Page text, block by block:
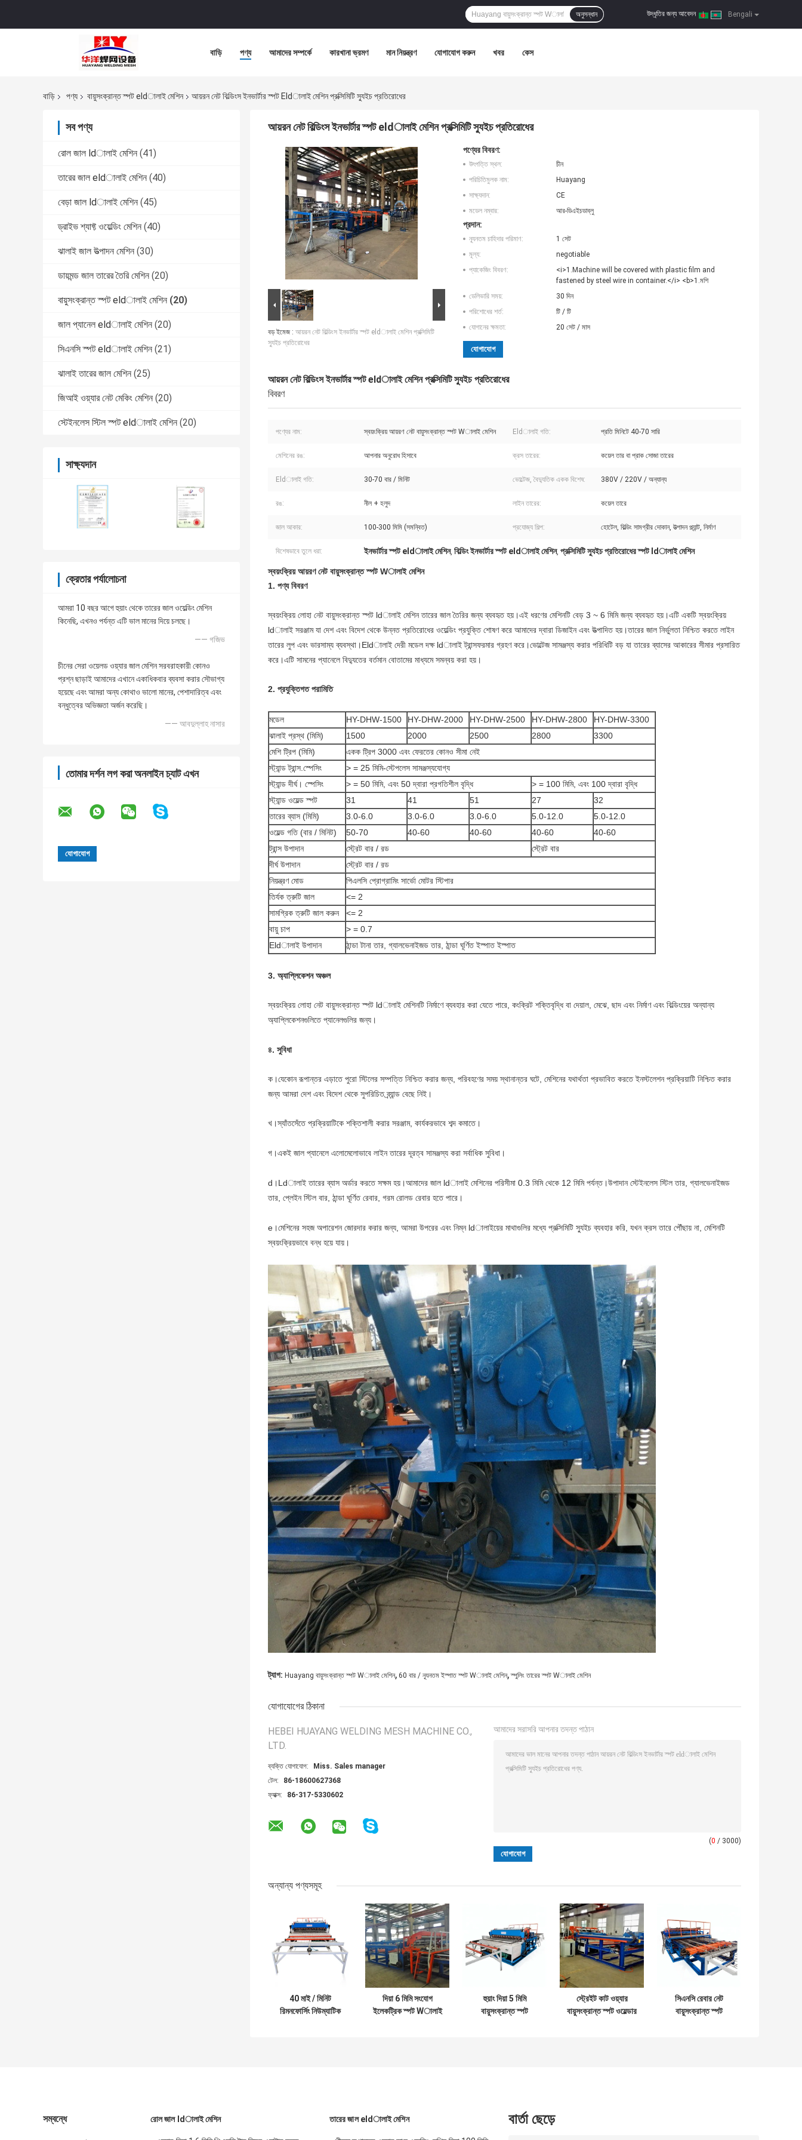
Bengali
উদ্ধৃতির জন্য আবেদন |
অনুসন্ধান
বাড়ি পণ্য আমাদের সম্পর্কে কারখানা ভ্রমণ মান নিয়ন্ত্রণ যোগাযোগ করুন খবর কেস
বাড়ি পণ্য বায়ুসংক্রান্ত স্পট eldালাই মেশিন আয়রন নেট বিল্ডিংস ইনভার্টার স্পট Eldালাই মেশিন প্রক্সিমিটি স্যুইচ প্রতিরোধের
সব পণ্য
রোল জাল ldালাই মেশিন (41)
তারের জাল eldালাই মেশিন (40)
বেড়া জাল ldালাই মেশিন (45)
ড্রাইভ শ্যাফ্ট ওয়েল্ডিং মেশিন (40)
ঝালাই জাল উত্পাদন মেশিন (30)
ডায়মন্ড জাল তারের তৈরি মেশিন (20)
বায়ুসংক্রান্ত স্পট eldালাই মেশিন (20)
জাল প্যানেল eldালাই মেশিন (20)
সিএনসি স্পট eldালাই মেশিন (21)
ঝালাই তারের জাল মেশিন (25)
জিআই ওয়্যার নেট মেকিং মেশিন (20)
স্টেইনলেস স্টিল স্পট eldালাই মেশিন (20)
সাক্ষ্যদান
ক্রেতার পর্যালোচনা
আমরা 10 বছর আগে হুয়াং থেকে তারের জাল ওয়েল্ডিং মেশিন
কিনেছি, এখনও পর্যন্ত এটি ভাল মানের দিয়ে চলছে।
—— গজিভ
চীনের সেরা ওয়েলড ওয়্যার জাল মেশিন সরবরাহকারী কোনও
প্রশ্ন ছাড়াই আমাদের এখানে একাধিকবার ব্যবসা করার সৌভাগ্য
হয়েছে এবং আমরা অন্য কোথাও ভালো মানের, পেশাদারিত্ব এবং
বন্ধুত্বের অভিজ্ঞতা অর্জন করেছি।
—— আবদুল্লাহ নাসার
তোমার দর্শন লগ করা অনলাইন চ্যাট এখন
আয়রন নেট বিল্ডিংস ইনভার্টার স্পট eldালাই মেশিন প্রক্সিমিটি স্যুইচ প্রতিরোধের
বড় ইমেজ : আয়রন নেট বিল্ডিংস ইনভার্টার স্পট eldালাই মেশিন প্রক্সিমিটি
স্যুইচ প্রতিরোধের
পণ্যের বিবরণ:
উৎপত্তি স্থল:
চীন
পরিচিতিমুলক নাম:
Huayang
সাক্ষ্যদান:
CE
মডেল নম্বার:
আর-ডিএইচডাব্লু
প্রদান:
ন্যূনতম চাহিদার পরিমাণ:
1 সেট
মূল্য:
negotiable
প্যাকেজিং বিবরণ:
<i>1.Machine will be covered with plastic film and
fastened by steel wire in container.</i> <b>1.মশি
ডেলিভারি সময়:
30 দিন
পরিশোধের শর্ত:
টি / টি
যোগানের ক্ষমতা:
20 সেট / মাস
যোগাযোগ
আয়রন নেট বিল্ডিংস ইনভার্টার স্পট eldালাই মেশিন প্রক্সিমিটি স্যুইচ প্রতিরোধের
বিবরণ
পণ্যের নাম: স্বয়ংক্রিয় আয়রণ নেট বায়ুসংক্রান্ত স্পট Wালাই মেশিন Eldালাই গতি: প্রতি মিনিটে 40-70 সারি
মেশিনের রঙ: আপনার অনুরোধ হিসাবে ক্রস তারের: কয়েল তার বা প্রাক সোজা তারের
Eldালাই গতি: 30-70 বার / মিনিট ভোল্টেজ, বৈদ্যুতিক একক বিশেষ: 380V / 220V / অন্যান্য
রঙ: নীল + হলুদ লাইন তারের: কয়েল তারে
জাল আকার: 100-300 মিমি (সমন্বিত) প্রযোজ্য শিল্প: হোটেল, বিল্ডিং সামগ্রীর দোকান, উত্পাদন প্ল্যান্ট, নির্মাণ
বিশেষভাবে তুলে ধরা: ইনভার্টার স্পট eldালাই মেশিন, বিল্ডিং ইনভার্টার স্পট eldালাই মেশিন, প্রক্সিমিটি স্যুইচ প্রতিরোধের স্পট ldালাই মেশিন
স্বয়ংক্রিয় আয়রণ নেট বায়ুসংক্রান্ত স্পট Wালাই মেশিন
1. পণ্য বিবরণ
স্বয়ংক্রিয় লোহা নেট বায়ুসংক্রান্ত স্পট ldালাই মেশিন তারের জাল তৈরির জন্য ব্যবহৃত হয়।এই ধরণের মেশিনটি বেড় 3 ~ 6 মিমি জন্য ব্যবহৃত হয়।এটি একটি স্বয়ংক্রিয়
ldালাই সরঞ্জাম যা দেশ এবং বিদেশ থেকে উন্নত প্রতিরোধের ওয়েল্ডিং প্রযুক্তি শোষণ করে আমাদের দ্বারা ডিজাইন এবং উত্পাদিত হয়।তারের জাল নির্ভুলতা নিশ্চিত করতে লাইন
তারের লুপ এবং ভারসাম্য ব্যবস্থা।Eldালাই দেরী মডেল দক্ষ ldালাই ট্রান্সফরমার গ্রহণ করে।ভোল্টেজ সামঞ্জস্য করার পরিধিটি বড় যা তারের ব্যাসের আকারের সীমার প্রসারিত
করে।এটি সামনের প্যানেলে বিদ্যুতের বর্তমান বোতামের মাধ্যমে সমন্বয় করা হয়।
2. প্রযুক্তিগত পরামিতি
মডেল HY-DHW-1500 HY-DHW-2000 HY-DHW-2500 HY-DHW-2800
HY-DHW-3300
ঝালাই প্রস্থ (মিমি)
1500 2000 2500 2800
3300
মেশি ট্রিপ (মিমি)
একক ট্রিপ 3000 এবং ফেরতের কোনও সীমা নেই
স্ট্যান্ড ট্রান্স.স্পেসিং
> = 25 মিমি-স্টেপলেস সামঞ্জস্যযোগ্য
স্ট্যান্ড দীর্ঘ। স্পেসিং
> = 50 মিমি, এবং 50 দ্বারা প্রগতিশীল বৃদ্ধি
> = 100 মিমি, এবং 100 দ্বারা বৃদ্ধি
স্ট্যান্ড ওয়েল্ড স্পট
31 41 51 27
32
তারের ব্যাস (মিমি)
3.0-6.0 3.0-6.0 3.0-6.0 5.0-12.0
5.0-12.0
ওয়েল্ড গতি (বার / মিনিট)
50-70 40-60 40-60 40-60
40-60
ট্রান্স উপাদান
স্ট্রেট বার / রড
স্ট্রেট বার
দীর্ঘ উপাদান
স্ট্রেট বার / রড
নিয়ন্ত্রণ মোড
পিএলসি প্রোগ্রামিং সার্ভো মোটর স্টিপার
তির্যক ত্রুটি জাল
<= 2
সামগ্রিক ত্রুটি জাল করুন
<= 2
বায়ু চাপ
> = 0.7
Eldালাই উপাদান
ঠান্ডা টানা তার, গ্যালভেনাইজড তার, ঠান্ডা ঘূর্ণিত ইস্পাত ইস্পাত
3. অ্যাপ্লিকেশন অঞ্চল
স্বয়ংক্রিয় লোহা নেট বায়ুসংক্রান্ত স্পট ldালাই মেশিনটি নির্মাণে ব্যবহার করা যেতে পারে, কংক্রিট শক্তিবৃদ্ধি বা দেয়াল, মেঝে, ছাদ এবং নির্মাণ এবং বিল্ডিংয়ের অন্যান্য
অ্যাপ্লিকেশনগুলিতে প্যানেলগুলির জন্য।
৪. সুবিধা
ক।যেকোন রূপান্তর এড়াতে পুরো স্টিলের সম্পত্তি নিশ্চিত করার জন্য, পরিবহণের সময় স্থানান্তর ঘটে, মেশিনের যথার্থতা প্রভাবিত করতে ইনস্টলেশন প্রক্রিয়াটি নিশ্চিত করার
জন্য আমরা দেশ এবং বিদেশ থেকে সুপরিচিত ব্র্যান্ড বেছে নিই।
খ।স্যাঁতসেঁতে প্রক্রিয়াটিকে শক্তিশালী করার সরঞ্জাম, কার্যকরভাবে শব্দ কমাতে।
গ।একই জাল প্যানেলে এলোমেলোভাবে লাইন তারের দূরত্ব সামঞ্জস্য করা সর্বাধিক সুবিধা।
d।Ldালাই তারের ব্যাস অর্ডার করতে সক্ষম হয়।আমাদের জাল ldালাই মেশিনের পরিসীমা 0.3 মিমি থেকে 12 মিমি পর্যন্ত।উপাদান স্টেইনলেস স্টিল তার, গ্যালভেনাইজড
তার, প্লেইন স্টিল বার, ঠান্ডা ঘূর্ণিত রেবার, গরম রোলড রেবার হতে পারে।
e।মেশিনের সহজ অপারেশন জোরদার করার জন্য, আমরা উপরের এবং নিম্ন ldালাইয়ের মাথাগুলির মধ্যে প্রক্সিমিটি স্যুইচ ব্যবহার করি, যখন ক্রস তারে পৌঁছায় না, মেশিনটি
স্বয়ংক্রিয়ভাবে বন্ধ হয়ে যায়।
ট্যাগ: Huayang বায়ুসংক্রান্ত স্পট Wালাই মেশিন, 60 বার / ন্যূনতম ইস্পাত স্পট Wালাই মেশিন, স্পুলিং তারের স্পট Wালাই মেশিন
যোগাযোগের ঠিকানা
HEBEI HUAYANG WELDING MESH MACHINE CO.,
LTD.
ব্যক্তি যোগাযোগ:
Miss. Sales manager
টেল:
86-18600627368
ফ্যাক্স:
86-317-5330602
আমাদের সরাসরি আপনার তদন্ত পাঠান
(0 / 3000)
অন্যান্য পণ্যসমূহ
40 মাই / মিনিট
রিমনফোর্সিং নিউম্যাটিক
দিয়া 6 মিমি সংযোগ
ইলেকট্রিক স্পট Wালাই
হুয়াং দিয়া 5 মিমি
বায়ুসংক্রান্ত স্পট
স্ট্রেইট কাট ওয়্যার
বায়ুসংক্রান্ত স্পট ওয়েল্ডার
সিএনসি রেবার নেট
বায়ুসংক্রান্ত স্পট
সম্বন্ধে রোল জাল ldালাই মেশিন তারের জাল eldালাই মেশিন বার্তা ছেড়ে